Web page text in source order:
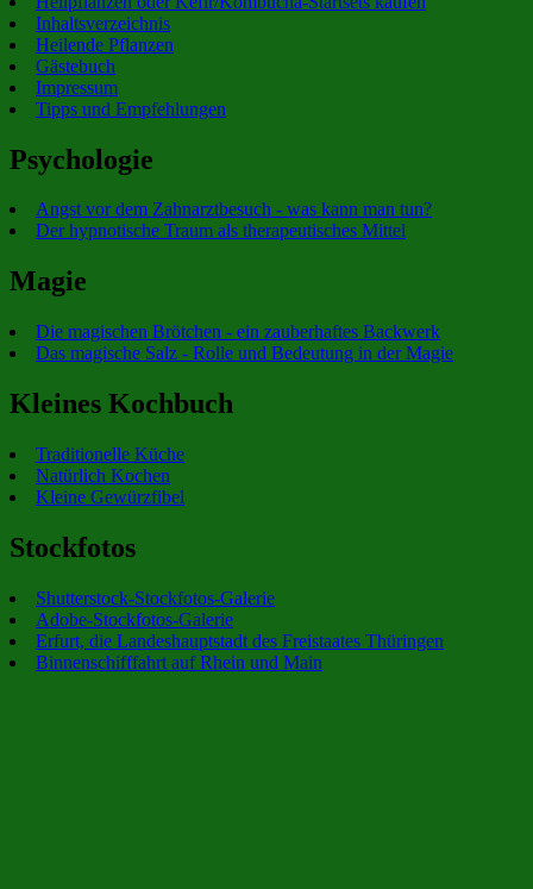
Inhaltsverzeichnis
Heilende Pflanzen
Gästebuch
Impressum
Tipps und Empfehlungen
Psychologie
Angst vor dem Zahnarztbesuch - was kann man tun?
Der hypnotische Traum als therapeutisches Mittel
Magie
Die magischen Brötchen - ein zauberhaftes Backwerk
Das magische Salz - Rolle und Bedeutung in der Magie
Kleines Kochbuch
Traditionelle Küche
Natürlich Kochen
Kleine Gewürzfibel
Stockfotos
Shutterstock-Stockfotos-Galerie
Adobe-Stockfotos-Galerie
Erfurt, die Landeshauptstadt des Freistaates Thüringen
Binnenschifffahrt auf Rhein und Main